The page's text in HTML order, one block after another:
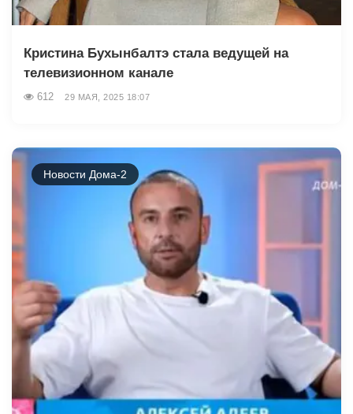
Кристина Бухынбалтэ стала ведущей на
телевизионном канале
612 29 МАЯ, 2025 18:07
Новости Дома-2